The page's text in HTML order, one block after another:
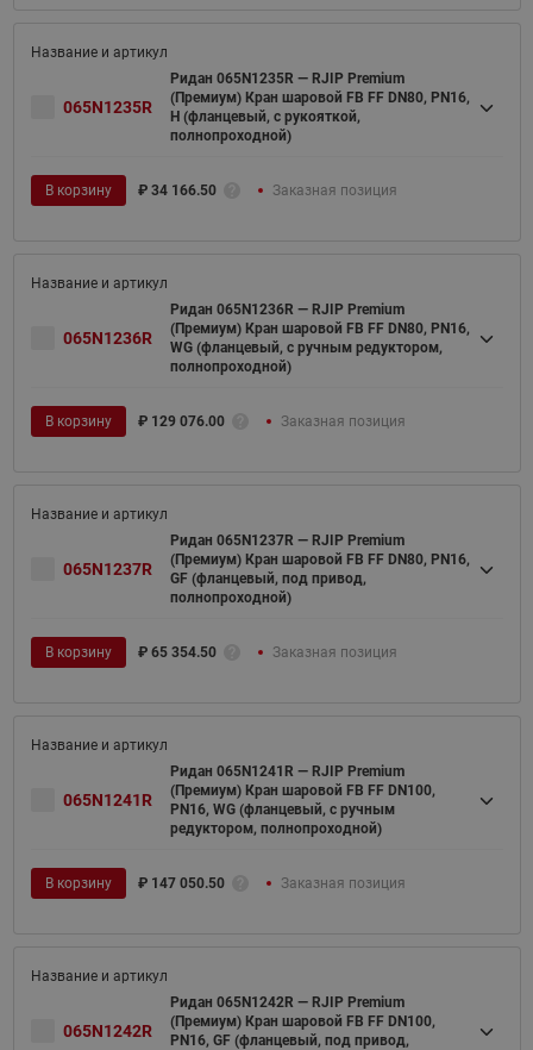
065N1235R
Ридан 065N1235R — RJIP Premium
(Премиум) Кран шаровой FB FF DN80, PN16,
H (фланцевый, с рукояткой,
полнопроходной)
В корзину ₽ 34 166.50 Заказная позиция
065N1236R
Ридан 065N1236R — RJIP Premium
(Премиум) Кран шаровой FB FF DN80, PN16,
WG (фланцевый, с ручным редуктором,
полнопроходной)
В корзину ₽ 129 076.00 Заказная позиция
065N1237R
Ридан 065N1237R — RJIP Premium
(Премиум) Кран шаровой FB FF DN80, PN16,
GF (фланцевый, под привод,
полнопроходной)
В корзину ₽ 65 354.50 Заказная позиция
065N1241R
Ридан 065N1241R — RJIP Premium
(Премиум) Кран шаровой FB FF DN100,
PN16, WG (фланцевый, с ручным
редуктором, полнопроходной)
В корзину ₽ 147 050.50 Заказная позиция
065N1242R
Ридан 065N1242R — RJIP Premium
(Премиум) Кран шаровой FB FF DN100,
PN16, GF (фланцевый, под привод,